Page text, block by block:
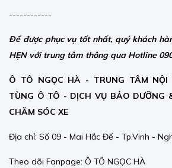
------------
Để được phục vụ tốt nhất, quý khách
HẸNvới trung tâm thông qua Hotline
Ô TÔ NGỌC HÀ - TRUNG TÂM
TÙNG Ô TÔ - DỊCH VỤ BẢO DƯỠNG
CHĂM SÓC XE
Địa chỉ: Số 09 - Mai Hắc Đế - Tp.Vinh -
Theo dõi Fanpage: Ô TÔ NGỌC HÀ